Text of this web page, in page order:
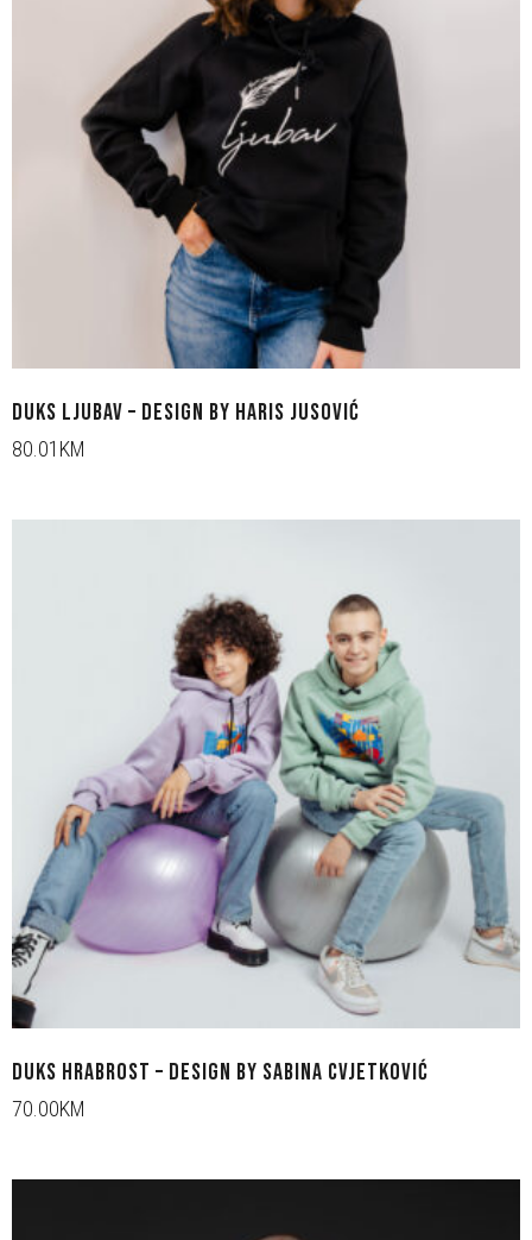
DUKS LJUBAV – DESIGN BY HARIS JUSOVIĆ
80.01KM
DUKS HRABROST – DESIGN BY SABINA CVJETKOVIĆ
70.00KM